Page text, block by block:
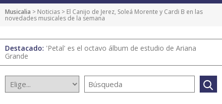
Musicalia > Noticias > El Canijo de Jerez, Soleá Morente y Cardi B en las
novedades musicales de la semana
Destacado: 'Petal' es el octavo álbum de estudio de Ariana
Grande